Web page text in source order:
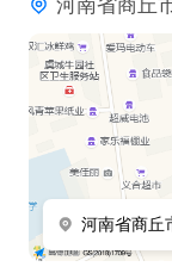
薪资待遇：试
底薪与提成构成
福利：公司提
本岗位诚邀有
好沟通与执行
河南省商丘